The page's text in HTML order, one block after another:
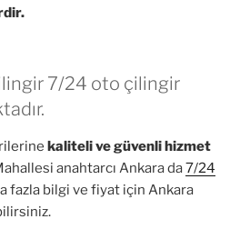
7/24 oto çilingir
kaliteli ve güvenli hizmet
anahtarcı Ankara da7/24
fazla bilgi ve fiyat için Ankara